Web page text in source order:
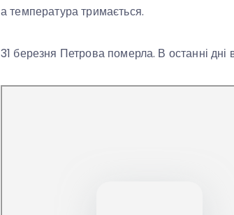
а температура тримається.
31 березня Петрова померла. В останні дні